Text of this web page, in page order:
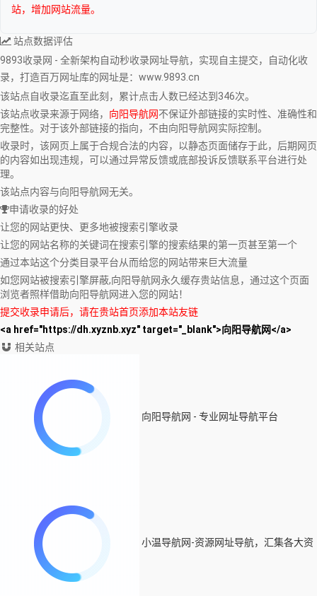
站，增加网站流量。
站点数据评估
9893收录网 - 全新架构自动秒收录网址导航，实现自主提交，自动化收
录，打造百万网址库的网址是：www.9893.cn
该站点自收录迄直至此刻，累计点击人数已经达到346次。
该站点收录来源于网络， 向阳导航网不保证外部链接的实时性、准确性和
完整性。对于该外部链接的指向，不由向阳导航网实际控制。
收录时，该网页上属于合规合法的内容，以静态页面储存于此，后期网页
的内容如出现违规，可以通过异常反馈或底部投诉反馈联系平台进行处
理。
该站点内容与向阳导航网无关。
申请收录的好处
让您的网站更快、更多地被搜索引擎收录
让您的网站名称的关键词在搜索引擎的搜索结果的第一页甚至第一个
通过本站这个分类目录平台从而给您的网站带来巨大流量
如您网站被搜索引擎屏蔽,向阳导航网永久缓存贵站信息，通过这个页面
浏览者照样借助向阳导航网进入您的网站！
提交收录申请后，请在贵站首页添加本站友链
<a href="https://dh.xyznb.xyz" target="_blank">向阳导航网</a>
相关站点
向阳导航网 - 专业网址导航平台
小温导航网-资源网址导航，汇集各大资